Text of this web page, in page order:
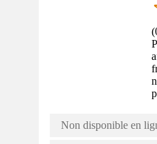
(
Non disponible en